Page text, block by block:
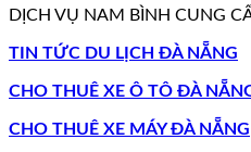
DỊCH VỤ NAM BÌNH CUNG
TIN TỨC DU LỊCH ĐÀ NẴNG
CHO THUÊ XE Ô TÔ ĐÀ
CHO THUÊ XE MÁY ĐÀ NẴNG